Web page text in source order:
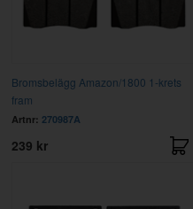
Bromsbelägg Amazon/1800 1-krets
fram
Artnr: 270987A
239 kr